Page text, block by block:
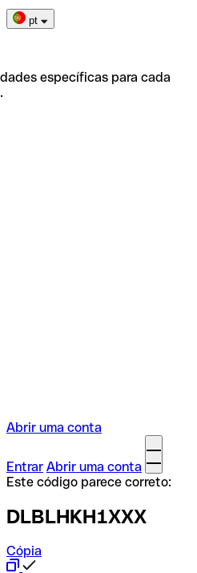
pt
específicas para cada
Abrir uma conta
Entrar Abrir uma conta
Este código parece correto:
DLBLHKH1XXX
Cópia